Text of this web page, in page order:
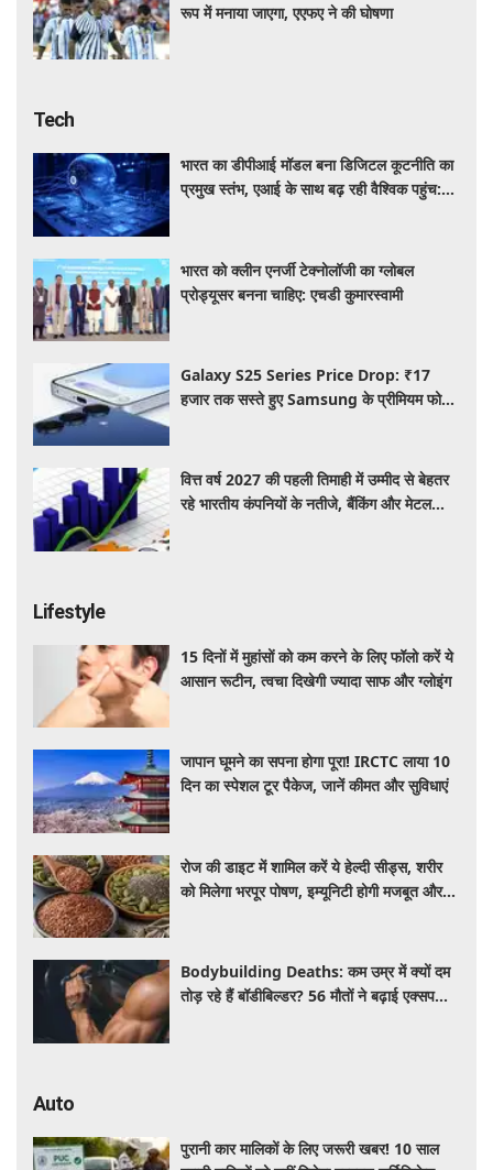
रूप में मनाया जाएगा, एएफए ने की घोषणा
Tech
भारत का डीपीआई मॉडल बना डिजिटल कूटनीति का
प्रमुख स्तंभ, एआई के साथ बढ़ रही वैश्विक पहुंच:
भारत को क्लीन एनर्जी टेक्नोलॉजी का ग्लोबल
प्रोड्यूसर बनना चाहिए: एचडी कुमारस्वामी
Galaxy S25 Series Price Drop: ₹17
हजार तक सस्ते हुए Samsung के प्रीमियम फोन,
वित्त वर्ष 2027 की पहली तिमाही में उम्मीद से बेहतर
रहे भारतीय कंपनियों के नतीजे, बैंकिंग और मेटल
Lifestyle
15 दिनों में मुहांसों को कम करने के लिए फॉलो करें ये
आसान रूटीन, त्वचा दिखेगी ज्यादा साफ और ग्लोइंग
जापान घूमने का सपना होगा पूरा! IRCTC लाया 10
दिन का स्पेशल टूर पैकेज, जानें कीमत और सुविधाएं
रोज की डाइट में शामिल करें ये हेल्दी सीड्स, शरीर
को मिलेगा भरपूर पोषण, इम्यूनिटी होगी मजबूत और
Bodybuilding Deaths: कम उम्र में क्यों दम
तोड़ रहे हैं बॉडीबिल्डर? 56 मौतों ने बढ़ाई एक्सपर्ट्स
Auto
पुरानी कार मालिकों के लिए जरूरी खबर! 10 साल